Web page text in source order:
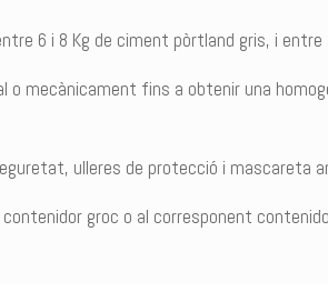
6 i 8 Kg de ciment pòrtland gris, i entre
o mecànicament fins a obtenir una
ulleres de protecció i mascareta
groc o al corresponent